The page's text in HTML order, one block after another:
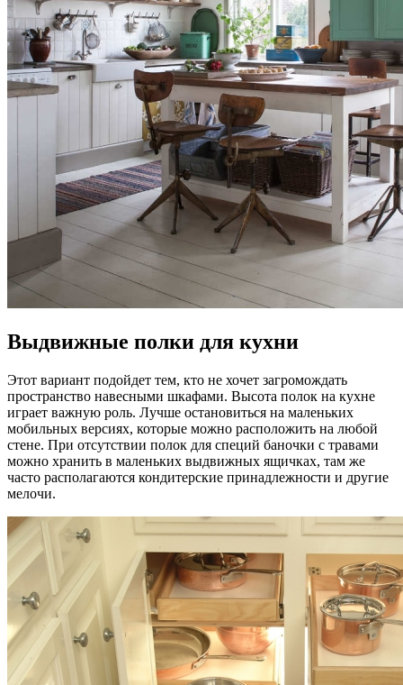
Выдвижные полки для кухни
Этот вариант подойдет тем, кто не хочет загромождать
пространство навесными шкафами. Высота полок на кухне
играет важную роль. Лучше остановиться на маленьких
мобильных версиях, которые можно расположить на любой
стене. При отсутствии полок для специй баночки с травами
можно хранить в маленьких выдвижных ящичках, там же
часто располагаются кондитерские принадлежности и другие
мелочи.